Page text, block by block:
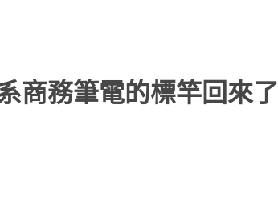
商務筆電的標竿回來了